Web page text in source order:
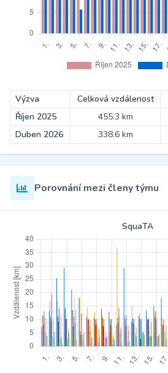
Výzva Celková vzdálenost
Říjen 2025
455.3 km
Duben 2026 338.6 km
Porovnání mezi členy týmu
SquaTA